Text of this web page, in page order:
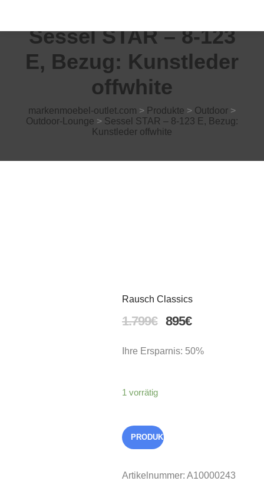
Sessel STAR – 8-123
E, Bezug: Kunstleder
offwhite
markenmoebel-outlet.com > Produkte > Outdoor >
Outdoor-Lounge > Sessel STAR – 8-123 E, Bezug:
Kunstleder offwhite
Rausch Classics
1.799€ 895€
Ihre Ersparnis: 50%
1 vorrätig
PRODUKT RESERVIEREN
Artikelnummer: A10000243